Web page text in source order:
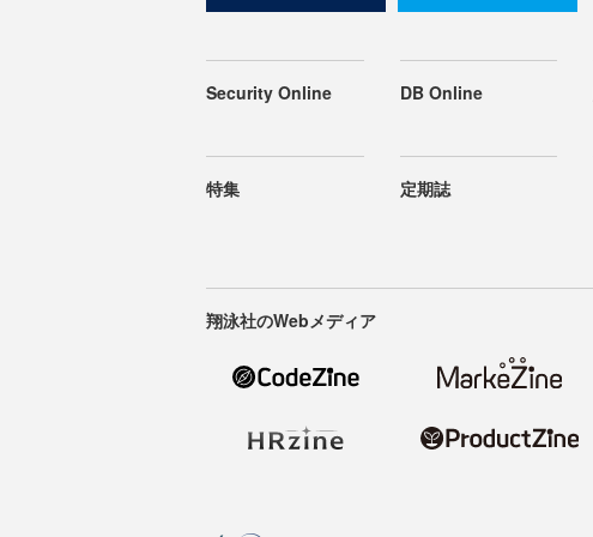
Security Online DB Online
特集 定期誌
翔泳社のWebメディア